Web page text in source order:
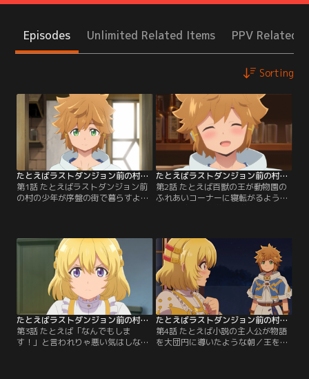
Episodes Unlimited Related Items PPV Related
Sorting
たとえばラストダンジョン前の村の少年が序盤の街で暮らすような物語 第01話
第1話 たとえばラストダンジョン前
の村の少年が序盤の街で暮らすよう
うになりたい彼はアザミ王国士官学
校の入学試験を受けに王都へとやっ
てきた。まずは村長の知り合いであ
るイーストサイドの魔女・マリーの
もとを訪れ身の上話をするが…。
【提供：バンダイチャンネル】
たとえばラストダンジョン前の村の少年が序盤の街で暮らすような物語 第02話
第2話 たとえば百獣の王が動物園の
ふれあいコーナーに寝転がるような
ることを決意し、アルバイト募集で
見つけた「クロムの食堂」へと向か
うのであった。だが、ロイドが落ち
るわけがないと考えていたセレン、
リホ、メルトファンはロイドの試験
解答を確かめる。【提供：バンダイ
チャンネル】
たとえばラストダンジョン前の村の少年が序盤の街で暮らすような物語 第03話
第3話 たとえば「なんでもしま
す！」と言われりゃ悪い気はしない
たとえばラストダンジョン前の村の少年が序盤の街で暮らすような物語 第04話
第4話 たとえば小説の主人公が物語
を大団円に導いたような朝／王を操